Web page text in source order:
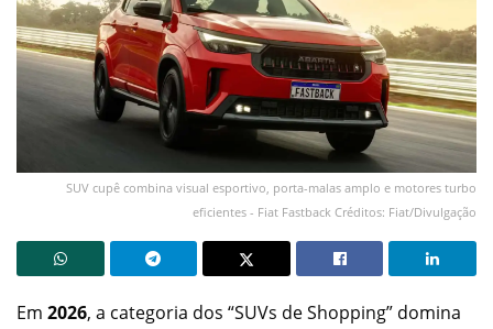
SUV cupê combina visual esportivo, porta-malas amplo e motores turbo
eficientes - Fiat Fastback Créditos: Fiat/Divulgação
Em 2026, a categoria dos “SUVs de Shopping” domina